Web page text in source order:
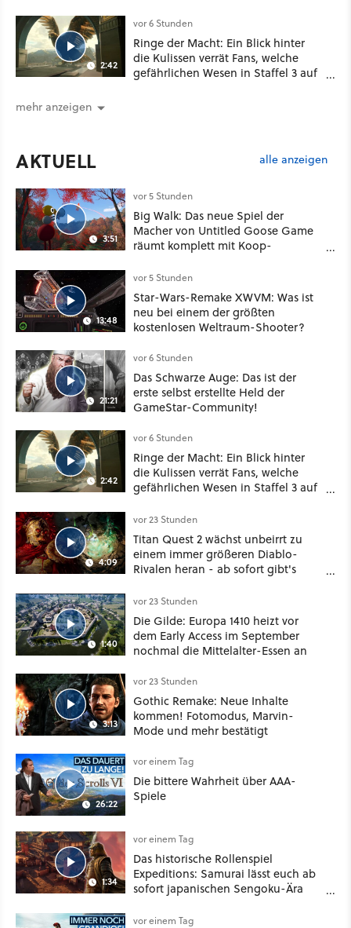
2:42
vor 6 Stunden
Ringe der Macht: Ein Blick hinter
die Kulissen verrät Fans, welche
gefährlichen Wesen in Staffel 3 auf
mehr anzeigen
AKTUELL alle anzeigen
3:51
vor 5 Stunden
Big Walk: Das neue Spiel der
Macher von Untitled Goose Game
räumt komplett mit Koop-
13:48
vor 5 Stunden
Star-Wars-Remake XWVM: Was ist
neu bei einem der größten
kostenlosen Weltraum-Shooter?
21:21
vor 6 Stunden
Das Schwarze Auge: Das ist der
erste selbst erstellte Held der
GameStar-Community!
2:42
vor 6 Stunden
Ringe der Macht: Ein Blick hinter
die Kulissen verrät Fans, welche
gefährlichen Wesen in Staffel 3 auf
4:09
vor 23 Stunden
Titan Quest 2 wächst unbeirrt zu
einem immer größeren Diablo-
Rivalen heran - ab sofort gibt's
Klasse
1:40
vor 23 Stunden
Die Gilde: Europa 1410 heizt vor
dem Early Access im September
nochmal die Mittelalter-Essen an
3:13
vor 23 Stunden
Gothic Remake: Neue Inhalte
kommen! Fotomodus, Marvin-
Mode und mehr bestätigt
26:22
vor einem Tag
Die bittere Wahrheit über AAA-
Spiele
1:34
vor einem Tag
Das historische Rollenspiel
Expeditions: Samurai lässt euch ab
sofort japanischen Sengoku-Ära
oder Diplomatie
vor einem Tag